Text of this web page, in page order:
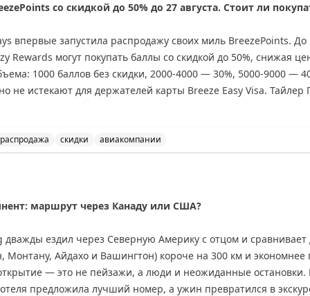
со скидкой до 50% до 27 августа. Стоит ли
впервые запустила распродажу своих миль BreezePoints. До
Rewards могут покупать баллы со скидкой до 50%, снижая
1000 баллов без скидки, 2000-4000 — 30%, 5000-9000 —
не истекают для держателей карты Breeze Easy Visa. Тайлер
распродажа скидки авиакомпании
маршрут через Канаду или США?
дважды ездил через Северную Америку с отцом и
Айдахо и Вашингтон) короче на 300 км и экономнее
— это не пейзажи, а люди и неожиданные остановки.
предложила лучший номер, а ужин превратился в